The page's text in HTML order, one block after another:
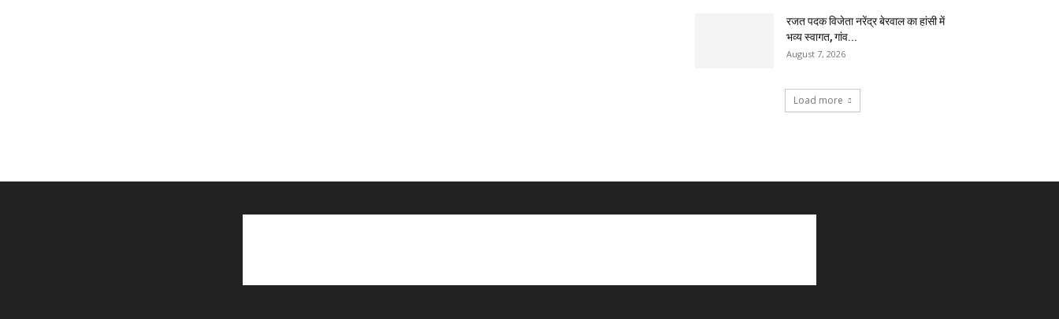
रजत पदक विजेता नरेंद्र बेरवाल का हांसी में
भव्य स्वागत, गांव...
August 7, 2026
Load more